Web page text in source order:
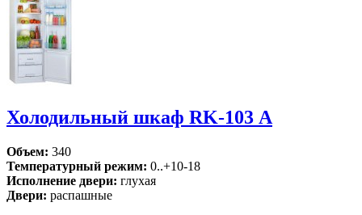
Холодильный шкаф RK-103 А
Объем: 340
Температурный режим: 0..+10-18
Исполнение двери: глухая
Двери: распашные